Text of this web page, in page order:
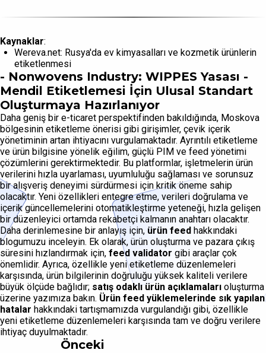
Kaynaklar:
Wereva.net: Rusya'da ev kimyasalları ve kozmetik ürünlerin
etiketlenmesi
- Nonwovens Industry: WIPPES Yasası -
Mendil Etiketlemesi İçin Ulusal Standart
Oluşturmaya Hazırlanıyor
Daha geniş bir e-ticaret perspektifinden bakıldığında, Moskova
bölgesinin etiketleme önerisi gibi girişimler, çevik içerik
yönetiminin artan ihtiyacını vurgulamaktadır. Ayrıntılı etiketleme
ve ürün bilgisine yönelik eğilim, güçlü PIM ve feed yönetimi
çözümlerini gerektirmektedir. Bu platformlar, işletmelerin ürün
verilerini hızla uyarlaması, uyumluluğu sağlaması ve sorunsuz
bir alışveriş deneyimi sürdürmesi için kritik öneme sahip
olacaktır. Yeni özellikleri entegre etme, verileri doğrulama ve
içerik güncellemelerini otomatikleştirme yeteneği, hızla gelişen
bir düzenleyici ortamda rekabetçi kalmanın anahtarı olacaktır.
Daha derinlemesine bir anlayış için, ürün feed hakkındaki
blogumuzu inceleyin. Ek olarak, ürün oluşturma ve pazara çıkış
süresini hızlandırmak için, feed validator gibi araçlar çok
önemlidir. Ayrıca, özellikle yeni etiketleme düzenlemeleri
karşısında, ürün bilgilerinin doğruluğu yüksek kaliteli verilere
büyük ölçüde bağlıdır; satış odaklı ürün açıklamaları oluşturma
üzerine yazımıza bakın. Ürün feed yüklemelerinde sık yapılan
hatalar hakkındaki tartışmamızda vurgulandığı gibi, özellikle
yeni etiketleme düzenlemeleri karşısında tam ve doğru verilere
ihtiyaç duyulmaktadır.
Önceki